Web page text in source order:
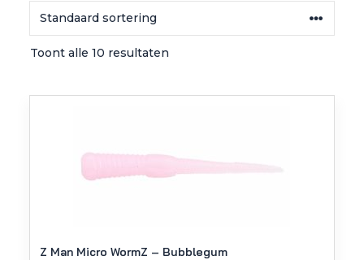
Toont alle 10 resultaten
Z Man Micro WormZ – Bubblegum